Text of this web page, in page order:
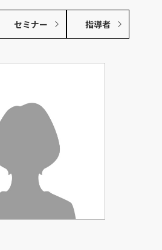
セミナー 指導者